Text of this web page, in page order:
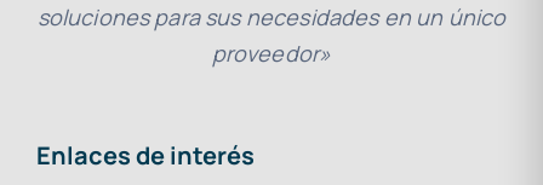
soluciones para sus necesidades en un único
proveedor»
Enlaces de interés